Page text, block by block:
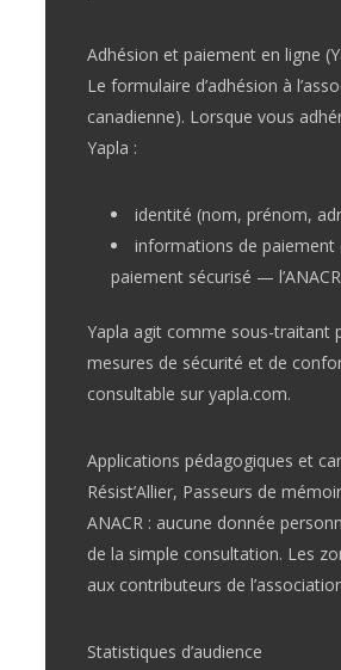
Adhésion et paiement en ligne
Le formulaire d’adhésion à
canadienne). Lorsque vous
Yapla :
identité (nom, prénom,
informations de paiement
paiement sécurisé —
Yapla agit comme sous-traitant
mesures de sécurité et de
consultable sur yapla.com.
Applications pédagogiques et
Résist’Allier, Passeurs de
ANACR : aucune donnée
de la simple consultation. Les
aux contributeurs de
Statistiques d’audience